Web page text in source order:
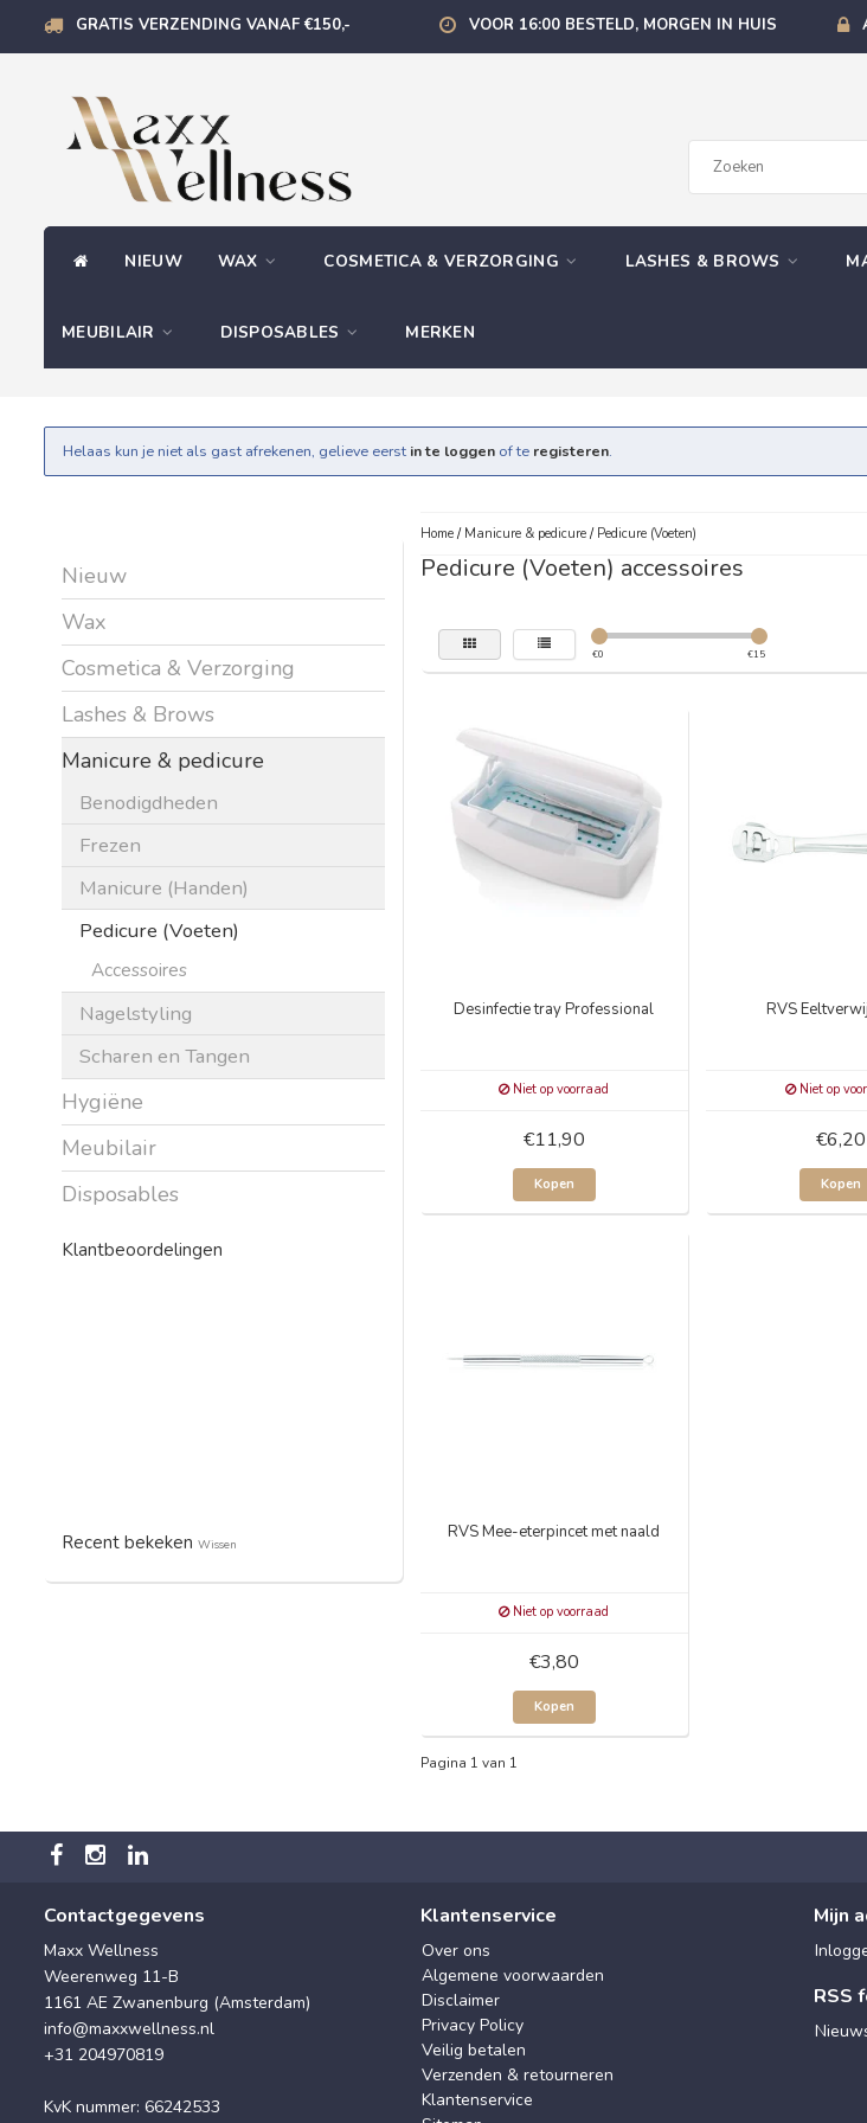
GRATIS VERZENDING VANAF €150,- VOOR 16:00 BESTELD, MORGEN IN HUIS
NIEUW WAX COSMETICA & VERZORGING LASHES & BROWS
MEUBILAIR DISPOSABLES MERKEN
Helaas kun je niet als gast afrekenen, gelieve eerst in te loggen of te registeren.
Nieuw
Wax
Cosmetica & Verzorging
Lashes & Brows
Manicure & pedicure
Benodigdheden
Frezen
Manicure (Handen)
Pedicure (Voeten)
Accessoires
Nagelstyling
Scharen en Tangen
Hygiëne
Meubilair
Disposables
Klantbeoordelingen
Recent bekeken Wissen
Home/ Manicure & pedicure/ Pedicure (Voeten)
Pedicure (Voeten) accessoires
€0 €15
Desinfectie tray Professional
Niet op voorraad
€11,90
Kopen
RVS
Niet op
€6,20
Kopen
RVS Mee-eterpincet met naald
Niet op voorraad
€3,80
Kopen
Pagina 1 van 1
Contactgegevens
Maxx Wellness
Weerenweg 11-B
1161 AE Zwanenburg (Amsterdam)
info@maxxwellness.nl
+31 204970819
KvK nummer: 66242533
Klantenservice
Over ons
Algemene voorwaarden
Disclaimer
Privacy Policy
Veilig betalen
Verzenden & retourneren
Klantenservice
Mijn
RSS